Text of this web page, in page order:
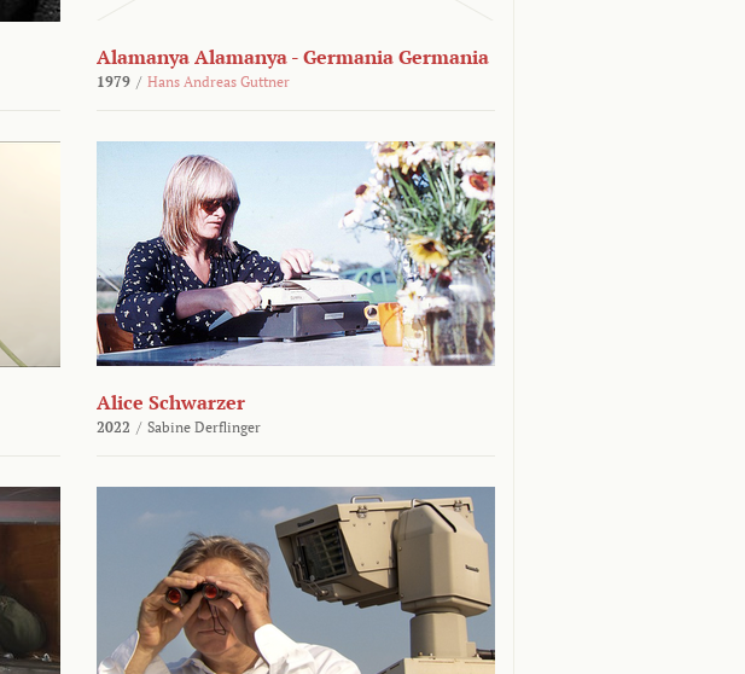
Alamanya Alamanya - Germania Germania
1979 / Hans Andreas Guttner
Alice Schwarzer
2022 / Sabine Derflinger